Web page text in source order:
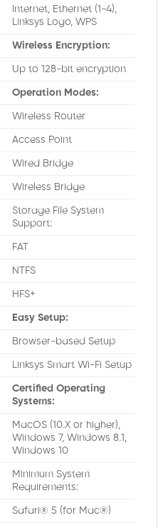
Internet, Ethernet (1-4),
Linksys Logo, WPS
Wireless Encryption:
Up to 128-bit encryption
Operation Modes:
Wireless Router
Access Point
Wired Bridge
Wireless Bridge
Storage File System
Support:
FAT
NTFS
HFS+
Easy Setup:
Browser-based Setup
Linksys Smart Wi-Fi Setup
Certified Operating
Systems:
MacOS (10.X or higher),
Windows 7, Windows 8.1,
Windows 10
Minimum System
Requirements:
Safari® 5 (for Mac®)